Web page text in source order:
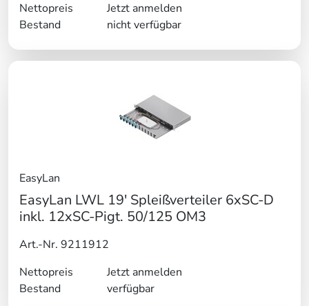
Nettopreis
Jetzt anmelden
Bestand
nicht verfügbar
EasyLan
EasyLan LWL 19' Spleißverteiler 6xSC-D
inkl. 12xSC-Pigt. 50/125 OM3
Art.-Nr. 9211912
Nettopreis
Jetzt anmelden
Bestand
verfügbar